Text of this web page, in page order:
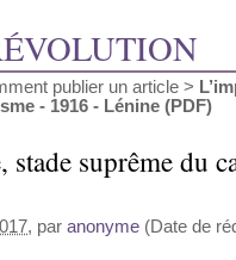
publier un article >
- 1916 - Lénine (PDF)
stade suprême du
, par anonyme (Date de